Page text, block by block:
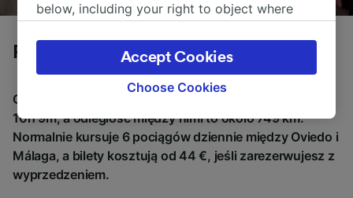
Pociągi z Oviedo do Málaga
Czas podróży między Oviedo i Málaga wynosi średnio
10h 9m, a odległość między nimi to około 749 km.
Normalnie kursuje 6 pociągów dziennie między Oviedo i
Málaga, a bilety kosztują od 44 €, jeśli zarezerwujesz z
wyprzedzeniem.
below, including your right to object where
the privacy policy page. These choices will be
signaled to our partners and will not affect
browsing data. Your data will not be used for
track you.
We and our partners process data to provide:
Use precise geolocation data. Actively scan
Choose Cookies
Accept Cookies